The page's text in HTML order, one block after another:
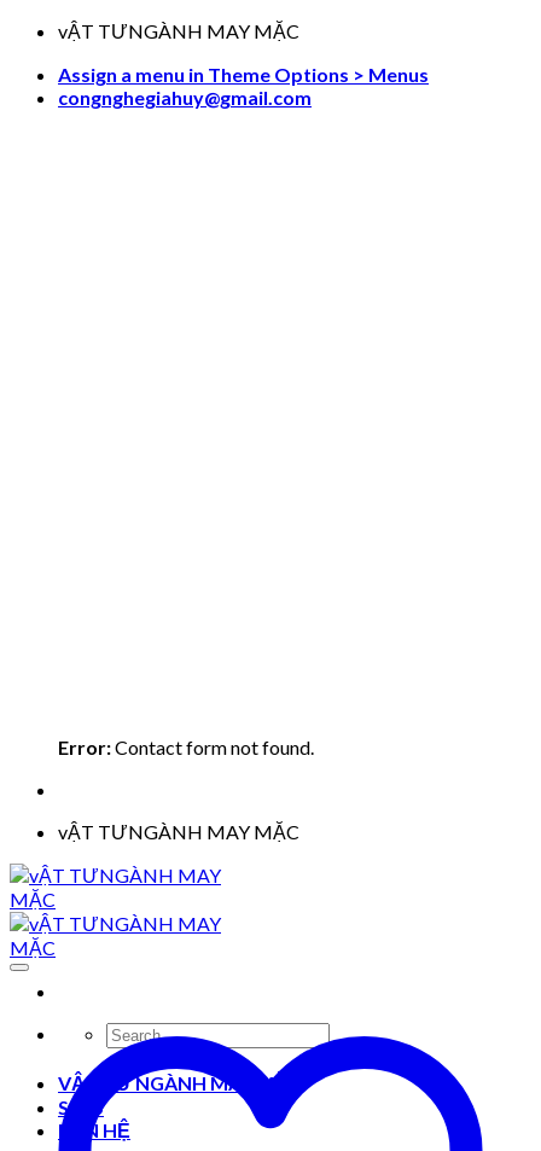
Skip
content
vẬT TƯNGÀNH MAY MẶC
Assign a menu in Theme Options > Menus
congnghegiahuy@gmail.com
Error:Contact form not found.
vẬT TƯNGÀNH MAY MẶC
Search
for:
VẬT TƯ NGÀNH MAY MẶC
Shop
LIÊN HỆ